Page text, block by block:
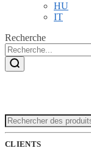
HU
IT
Recherche
Recherche
:
CLIENTS